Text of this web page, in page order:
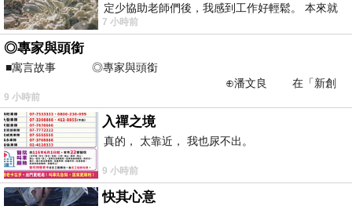
定少協助老師們後，我感到工作好輕鬆。 本來就
不是我的工作啊。 真
7 小時前
◎專家與頭銜
■寓言故事 ◎專家與頭銜
⊕潘文良 在「新創
之谷」裡——
9 小時前
入禪之境
真的， 太靠近， 我也尿不出。
9 小時前
快其心意